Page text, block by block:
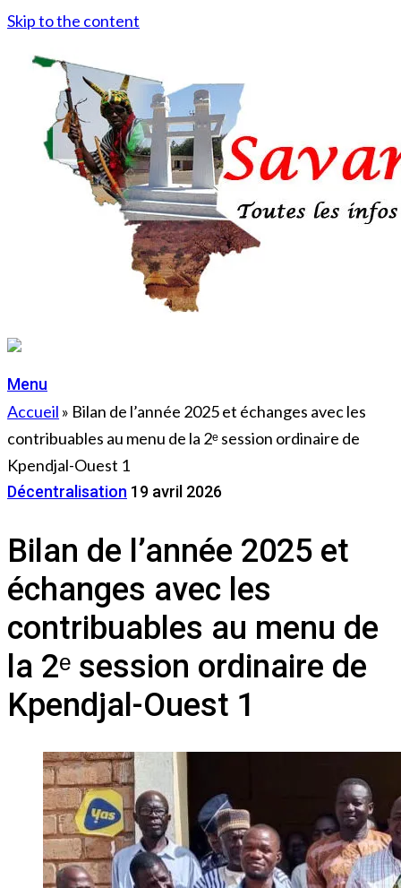
Skip to the content
Menu
Accueil » Bilan de l’année 2025 et échanges avec les
contribuables au menu de la 2ᵉ session ordinaire de
Kpendjal-Ouest 1
Décentralisation 19 avril 2026
Bilan de l’année 2025 et
échanges avec les
contribuables au menu de
la 2ᵉ session ordinaire de
Kpendjal-Ouest 1